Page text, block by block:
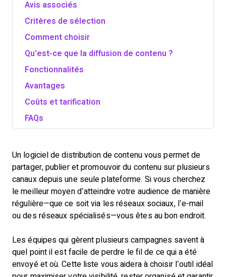
Avis associés
Critères de sélection
Comment choisir
Qu’est-ce que la diffusion de contenu ?
Fonctionnalités
Avantages
Coûts et tarification
FAQs
Un logiciel de distribution de contenu vous permet de
partager, publier et promouvoir du contenu sur plusieurs
canaux depuis une seule plateforme. Si vous cherchez
le meilleur moyen d’atteindre votre audience de manière
régulière—que ce soit via les réseaux sociaux, l’e-mail
ou des réseaux spécialisés—vous êtes au bon endroit.
Les équipes qui gèrent plusieurs campagnes savent à
quel point il est facile de perdre le fil de ce qui a été
envoyé et où. Cette liste vous aidera à choisir l’outil idéal